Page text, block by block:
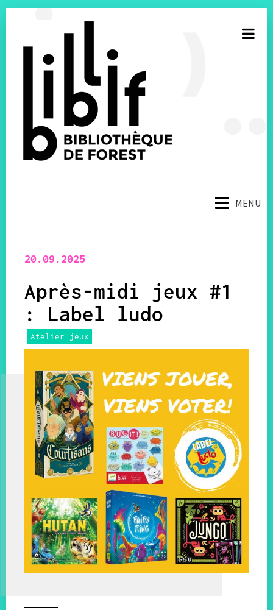
MENU
20.09.2025
Après-midi jeux #1
: Label ludo
Atelier jeux